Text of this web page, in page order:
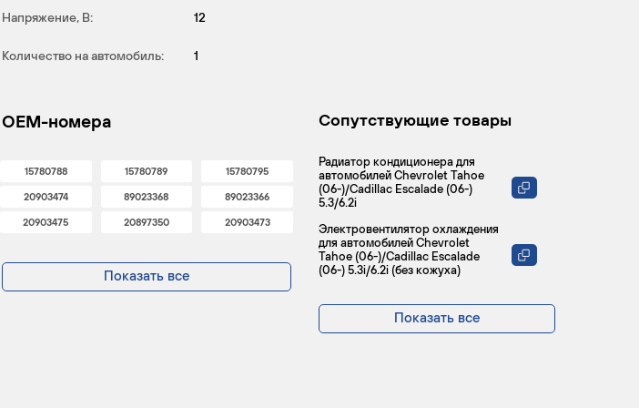
Напряжение, В: 12
Количество на автомобиль: 1
OEM-номера
15780788 15780789 15780795
20903474 89023368 89023366
20903475 20897350 20903473
Показать все
Сопутствующие товары
Радиатор кондиционера для
автомобилей Chevrolet Tahoe
(06-)/Cadillac Escalade (06-)
5.3/6.2i
Электровентилятор охлаждения
для автомобилей Chevrolet
Tahoe (06-)/Cadillac Escalade
(06-) 5.3i/6.2i (без кожуха)
Показать все